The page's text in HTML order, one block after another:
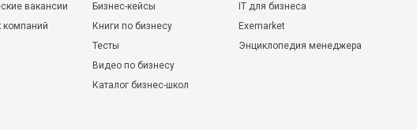
вакансии
компаний
Бизнес-кейсы
Книги по бизнесу
Тесты
Видео по бизнесу
Каталог бизнес-школ
IT для бизнеса
Exemarket
Энциклопедия менеджера